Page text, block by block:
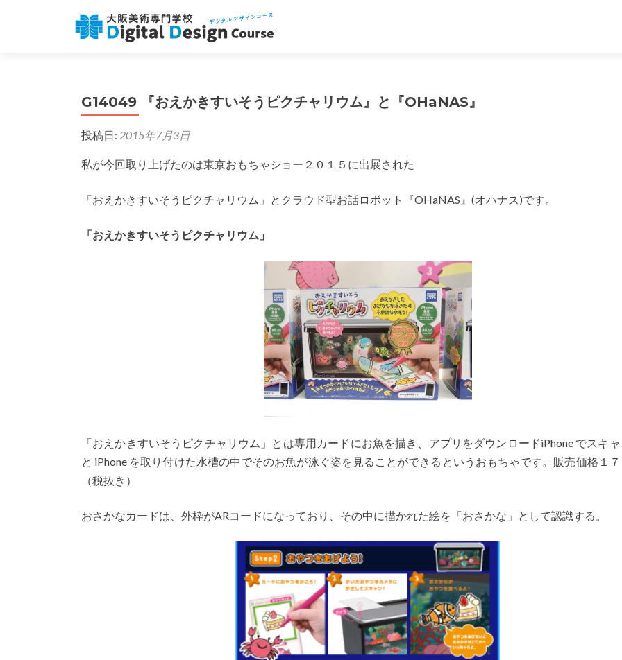
G14049 『おえかきすいそうピクチャリウム』と『OHaNAS』
投稿日: 2015年7月3日
私が今回取り上げたのは東京おもちゃショー２０１５に出展された
「おえかきすいそうピクチャリウム」とクラウド型お話ロボット『OHaNAS』(オハナス)です。
「おえかきすいそうピクチャリウム」
「おえかきすいそうピクチャリウム」とは専用カードにお魚を描き、アプリをダウンロードiPhone でスキ
と iPhone を取り付けた水槽の中でそのお魚が泳ぐ姿を見ることができるというおもちゃです。販売価格１
（税抜き）
おさかなカードは、外枠がARコードになっており、その中に描かれた絵を「おさかな」として認識する。